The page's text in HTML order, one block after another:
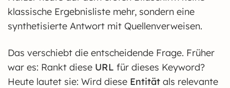
klassische Ergebnisliste mehr, sondern eine
synthetisierte Antwort mit Quellenverweisen.
Das verschiebt die entscheidende Frage. Früher
war es: Rankt diese URL für dieses Keyword?
Heute lautet sie: Wird diese Entität als relevante